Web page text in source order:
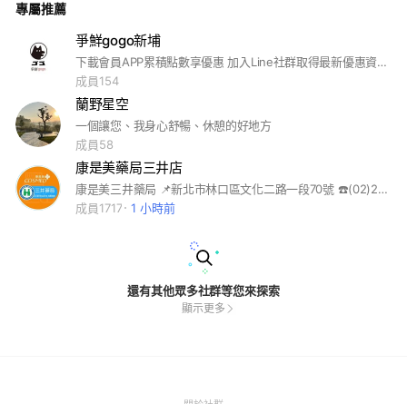
專屬推薦
爭鮮gogo新埔
下載會員APP累積點數享優惠 加入Line社群取得最新優惠資訊！ #爭鮮#爭鮮gogo#壽司#單店優惠#新品快訊#團膳訂購歡迎來電/來店洽詢
成員154
蘭野星空
一個讓您、我身心舒暢、休憩的好地方
成員58
康是美藥局三井店
康是美三井藥局 📌新北市林口區文化二路一段70號 ☎️(02)2606-8944 🕐09:00-23:00
成員1717
1 小時前
還有其他眾多社群等您來探索
顯示更多